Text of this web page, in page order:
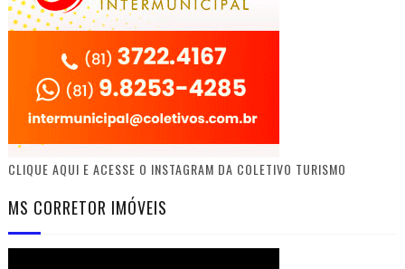
CLIQUE AQUI E ACESSE O INSTAGRAM DA COLETIVO TURISMO
MS CORRETOR IMÓVEIS